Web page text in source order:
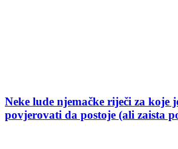
Neke lude njemačke riječi za koje
povjerovati da postoje (ali zaista